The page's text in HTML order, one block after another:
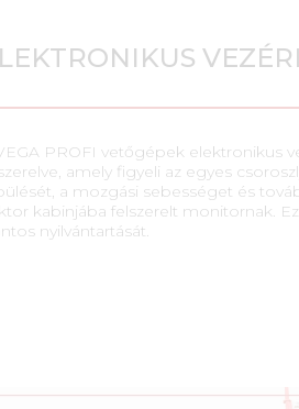
PROFI vetőgépek elektronikus
amely figyeli az egyes
a mozgási sebességet és
kabinjába felszerelt monitornak.
nyilvántartását.